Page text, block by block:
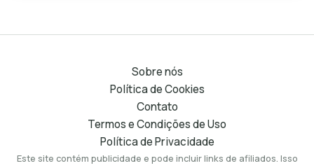
Sobre nós
Política de Cookies
Contato
Termos e Condições de Uso
Política de Privacidade
Este site contém publicidade e pode incluir links de afiliados. Isso